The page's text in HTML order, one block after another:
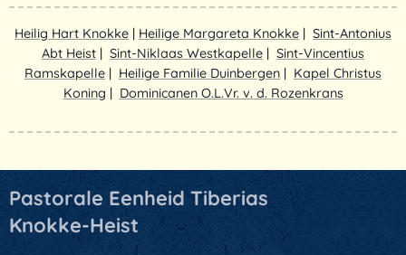
Heilig Hart Knokke | Heilige Margareta Knokke | Sint-Antonius
Abt Heist | Sint-Niklaas Westkapelle | Sint-Vincentius
Ramskapelle | Heilige Familie Duinbergen | Kapel Christus
Koning | Dominicanen O.L.Vr. v. d. Rozenkrans
Pastorale Eenheid Tiberias
Knokke-Heist